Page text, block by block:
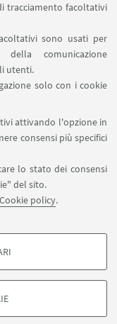
tracciamento facoltativi
sono usati per
comunicazione
utenti.
solo con i cookie
attivando l'opzione in
consensi più specifici
lo stato dei consensi
del sito.
policy.
sul sito, per analisi
- Università di
PI: 01131710376 - CF: